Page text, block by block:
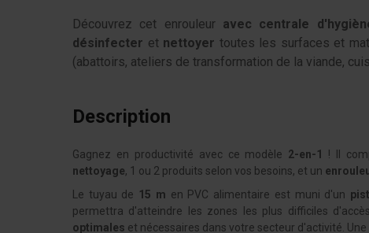
Découvrez cet enrouleur avec centrale
désinfecter et nettoyer toutes les surfaces et
(abattoirs, ateliers de transformation de la viande,
Description
Gagnez en productivité avec ce modèle 2-en-1 ! Il
nettoyage, 1 ou 2 produits selon vos besoins, et un
Le tuyau de 15 m en PVC alimentaire est muni d'un
permettra d'atteindre les zones les plus difficiles
optimales et nécessaires dans votre secteur d'activité.